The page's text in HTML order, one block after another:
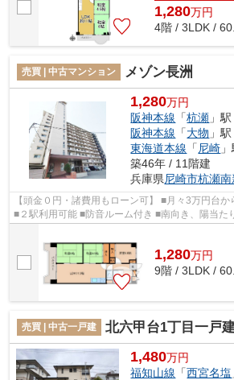
1,280万円
4階 / 3LDK /
売買 | 中古マンション メゾン長洲
1,280万円
阪神本線 「杭瀬 」
阪神本線 「大物 」
東海道本線 「 尼崎
築46年 / 11階建
兵庫県尼崎市杭瀬
【頭金０円・諸費用もローン可】 ■月々3万円台から購入可能 ■即日内覧可能
■２駅利用可能 ■防音ルーム付き ■南向き、陽当た
1,280万円
9階 / 3LDK /
売買 | 中古一戸建 北六甲台1丁目一戸
1,480万円
福知山線 「西宮名塩